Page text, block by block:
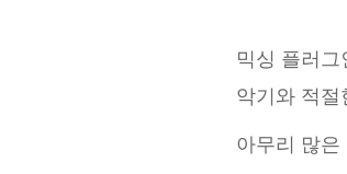
믹싱 플러
악기와 적
아무리 많